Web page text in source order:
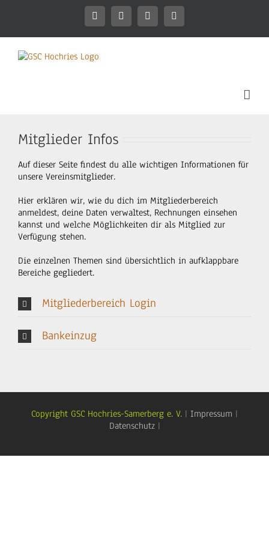
FacebookInstagramWhatsAppMitgliederbereich
Mitglieder Infos
Auf dieser Seite findest du alle wichtigen Informationen für
unsere Vereinsmitglieder.
Hier erklären wir, wie du dich im Mitgliederbereich
anmeldest, deine Daten verwaltest, Rechnungen einsehen
kannst und welche Möglichkeiten dir als Mitglied zur
Verfügung stehen.
Die einzelnen Themen sind übersichtlich in aufklappbare
Bereiche gegliedert.
Mitgliederbereich Login
Bankeinzug
Copyright GSC Hochries-Samerberg e. V. | Impressum |
Datenschutz|